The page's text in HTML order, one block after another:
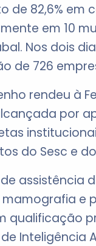
de 82,6% em
em 10
Nos dois
de 726
rendeu à
por
do Sesc e
assistência
e
qualificação
Inteligência